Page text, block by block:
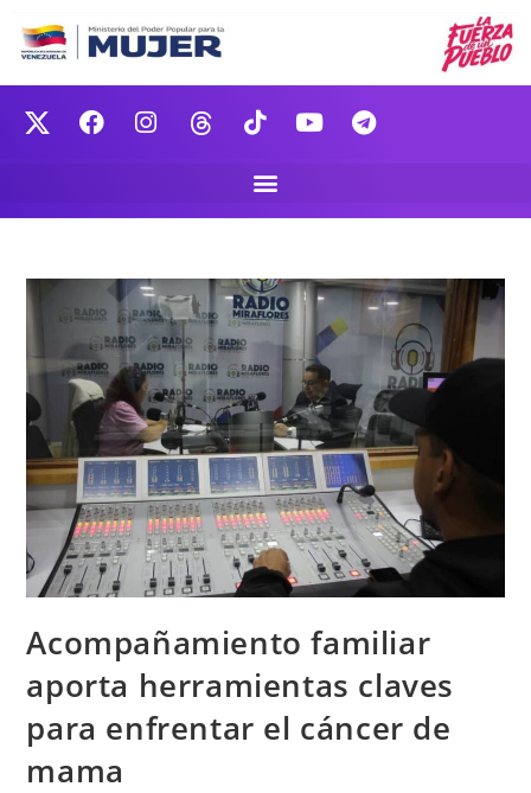
Acompañamiento familiar
aporta herramientas claves
para enfrentar el cáncer de
mama